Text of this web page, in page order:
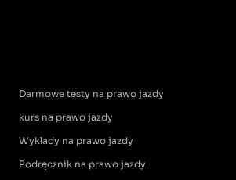
Darmowe testy na prawo jazdy
kurs na prawo jazdy
Wykłady na prawo jazdy
Podręcznik na prawo jazdy